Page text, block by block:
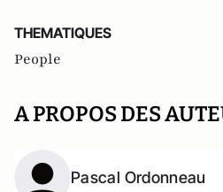
THEMATIQUES
People
A PROPOS DES
Pascal Ordonneau